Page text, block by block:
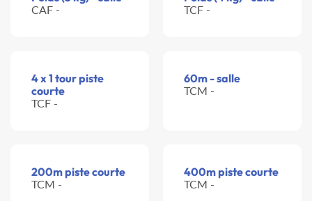
CAF - TCF -
4 x 1 tour piste
courte
TCF -
60m - salle
TCM -
200m piste courte
TCM -
400m piste courte
TCM -